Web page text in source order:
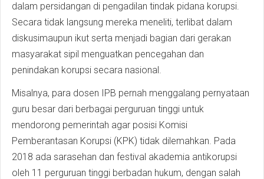
dalam persidangan di pengadilan tindak pidana korupsi.
Secara tidak langsung mereka meneliti, terlibat dalam
diskusimaupun ikut serta menjadi bagian dari gerakan
masyarakat sipil menguatkan pencegahan dan
penindakan korupsi secara nasional.
Misalnya, para dosen IPB pernah menggalang pernyataan
guru besar dari berbagai perguruan tinggi untuk
mendorong pemerintah agar posisi Komisi
Pemberantasan Korupsi (KPK) tidak dilemahkan. Pada
2018 ada sarasehan dan festival akademia antikorupsi
oleh 11 perguruan tinggi berbadan hukum, dengan salah